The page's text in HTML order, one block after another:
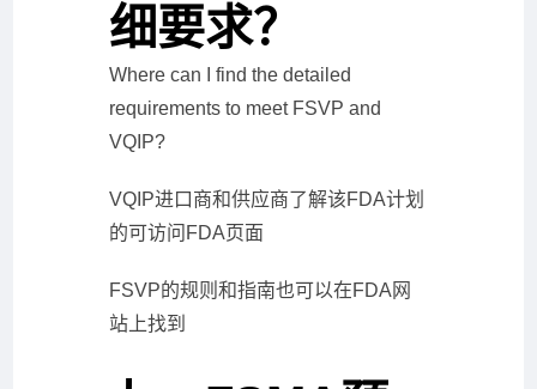
细要求？
Where can I find the detailed
requirements to meet FSVP and
VQIP?
VQIP进口商和供应商了解该FDA计划
的可访问FDA页面
FSVP的规则和指南也可以在FDA网
站上找到